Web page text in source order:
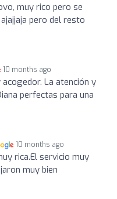
muy rico pero se
pero del resto
10 months ago
La atención y
perfectas para una
10 months ago
rica.El servicio muy
muy bien